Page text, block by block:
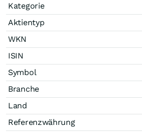
Kategorie
Aktientyp
WKN
ISIN
Symbol
Branche
Land
Referenzwährung